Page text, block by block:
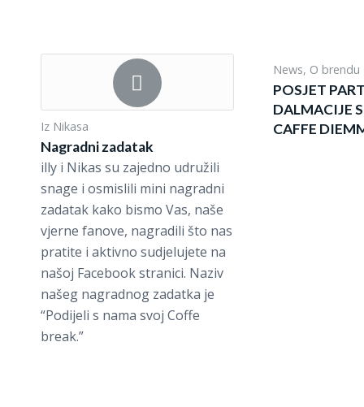
Iz Nikasa
Nagradni zadatak
illy i Nikas su zajedno udružili
snage i osmislili mini nagradni
zadatak kako bismo Vas, naše
vjerne fanove, nagradili što nas
pratite i aktivno sudjelujete na
našoj Facebook stranici. Naziv
našeg nagradnog zadatka je
“Podijeli s nama svoj Coffe
break.”
News, O brendu
POSJET
DALMACIJE
CAFFE